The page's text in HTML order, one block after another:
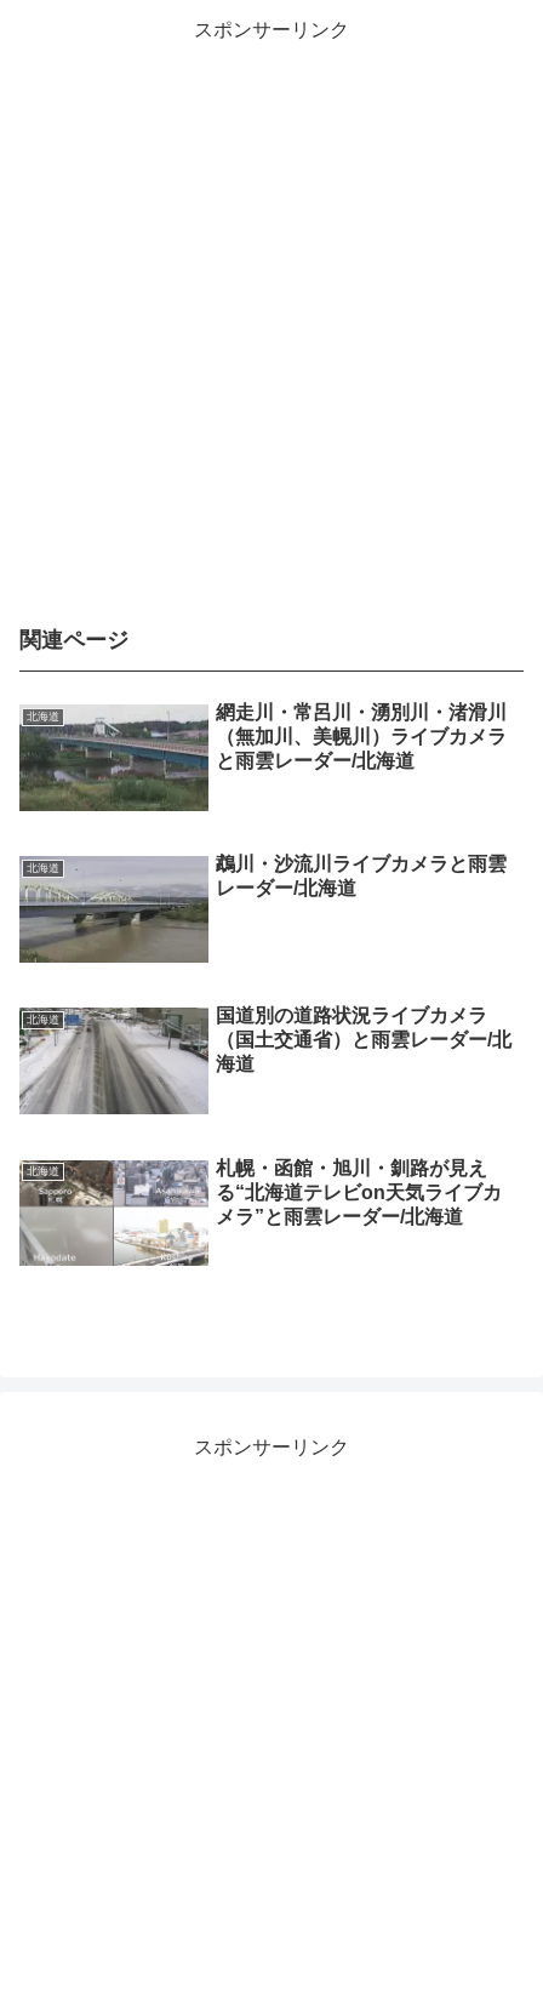
スポンサーリンク
関連ページ
北海道
網走川・常呂川・湧別川・渚滑川
（無加川、美幌川）ライブカメラ
と雨雲レーダー/北海道
北海道
鵡川・沙流川ライブカメラと雨雲
レーダー/北海道
北海道
国道別の道路状況ライブカメラ
（国土交通省）と雨雲レーダー/北
海道
北海道
札幌・函館・旭川・釧路が見え
る“北海道テレビon天気ライブカ
メラ”と雨雲レーダー/北海道
スポンサーリンク